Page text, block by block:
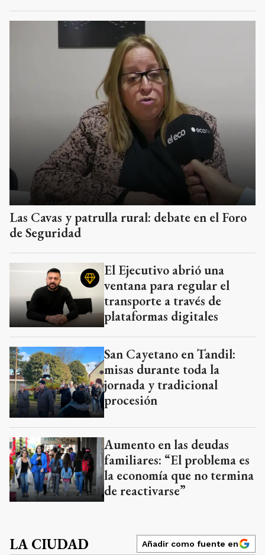
Las Cavas y patrulla rural: debate en el Foro
de Seguridad
El Ejecutivo abrió una
ventana para regular el
transporte a través de
plataformas digitales
San Cayetano en Tandil:
misas durante toda la
jornada y tradicional
procesión
Aumento en las deudas
familiares: “El problema es
la economía que no termina
de reactivarse”
LA CIUDAD Añadir como fuente en